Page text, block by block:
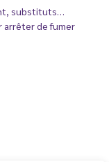
substituts…
arrêter de fumer